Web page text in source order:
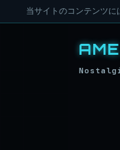
当サイトのコンテンツ